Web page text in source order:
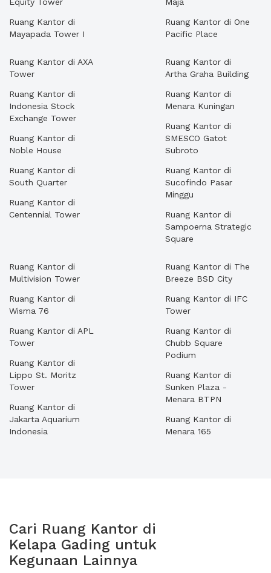
Ruang Kantor di
Mayapada Tower I
Ruang Kantor di One
Pacific Place
Ruang Kantor di AXA
Tower
Ruang Kantor di
Indonesia Stock
Exchange Tower
Ruang Kantor di
Noble House
Ruang Kantor di
South Quarter
Ruang Kantor di
Centennial Tower
Ruang Kantor di
Artha Graha Building
Ruang Kantor di
Menara Kuningan
Ruang Kantor di
SMESCO Gatot
Subroto
Ruang Kantor di
Sucofindo Pasar
Minggu
Ruang Kantor di
Sampoerna Strategic
Square
Ruang Kantor di
Multivision Tower
Ruang Kantor di
Wisma 76
Ruang Kantor di APL
Tower
Ruang Kantor di
Lippo St. Moritz
Tower
Ruang Kantor di
Jakarta Aquarium
Indonesia
Ruang Kantor di The
Breeze BSD City
Ruang Kantor di IFC
Tower
Ruang Kantor di
Chubb Square
Podium
Ruang Kantor di
Sunken Plaza -
Menara BTPN
Ruang Kantor di
Menara 165
Cari Ruang Kantor di
Kelapa Gading untuk
Kegunaan Lainnya